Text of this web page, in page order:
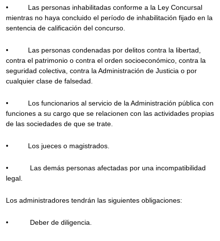
• Las personas inhabilitadas conforme a la Ley Concursal
mientras no haya concluido el período de inhabilitación fijado en la
sentencia de calificación del concurso.
• Las personas condenadas por delitos contra la libertad,
contra el patrimonio o contra el orden socioeconómico, contra la
seguridad colectiva, contra la Administración de Justicia o por
cualquier clase de falsedad.
• Los funcionarios al servicio de la Administración pública con
funciones a su cargo que se relacionen con las actividades propias
de las sociedades de que se trate.
• Los jueces o magistrados.
• Las demás personas afectadas por una incompatibilidad
legal.
Los administradores tendrán las siguientes obligaciones:
• Deber de diligencia.